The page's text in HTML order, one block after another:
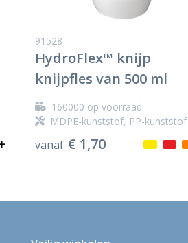
91528
HydroFlex™ knijp
knijpfles van 500 ml
160000 op voorraad
MDPE-kunststof, PP-kunststof
vanaf € 1,70